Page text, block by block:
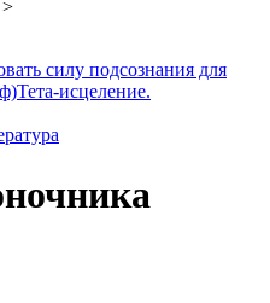
>
силу подсознания для
Тета-исцеление.